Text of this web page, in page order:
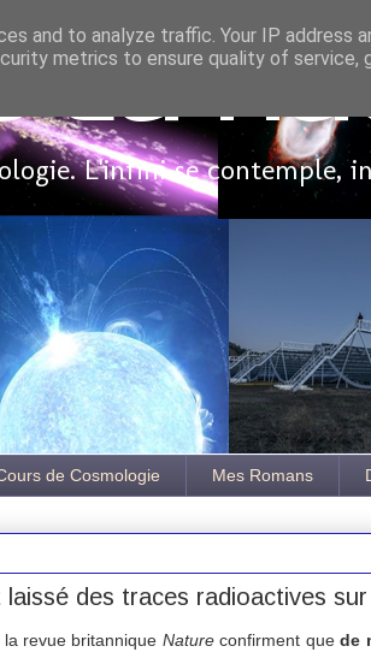
là
L'infini se contemple,
de Cosmologie Mes Romans
des traces radioactives
revue britannique Natureconfirment quede
and to analyze traffic. Your IP address
metrics to ensure quality of service,